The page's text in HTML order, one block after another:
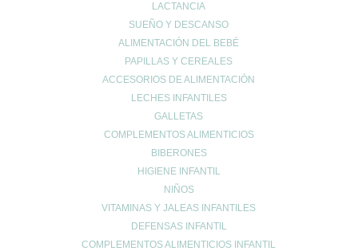
LACTANCIA
SUEÑO Y DESCANSO
ALIMENTACIÓN DEL BEBÉ
PAPILLAS Y CEREALES
ACCESORIOS DE ALIMENTACIÓN
LECHES INFANTILES
GALLETAS
COMPLEMENTOS ALIMENTICIOS
BIBERONES
HIGIENE INFANTIL
NIÑOS
VITAMINAS Y JALEAS INFANTILES
DEFENSAS INFANTIL
COMPLEMENTOS ALIMENTICIOS INFANTIL
UBICACIÓN
Calle Daoiz 9, Puerto de Sagunto - Valencia